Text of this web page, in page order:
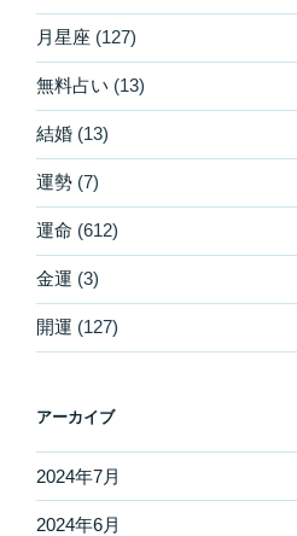
月星座 (127)
無料占い (13)
結婚 (13)
運勢 (7)
運命 (612)
金運 (3)
開運 (127)
アーカイブ
2024年7月
2024年6月